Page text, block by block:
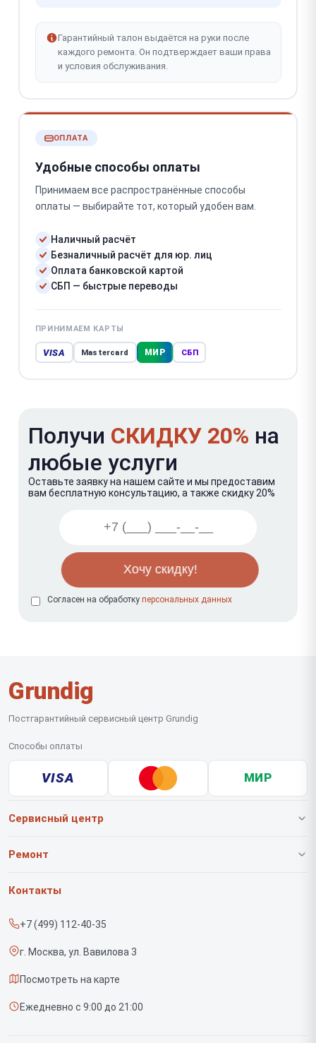
Гарантийный талон выдаётся на руки после
каждого ремонта. Он подтверждает ваши права
и условия обслуживания.
ОПЛАТА
Удобные способы оплаты
Принимаем все распространённые способы
оплаты — выбирайте тот, который удобен вам.
Наличный расчёт
Безналичный расчёт для юр. лиц
Оплата банковской картой
СБП — быстрые переводы
ПРИНИМАЕМ КАРТЫ
VISA Mastercard МИР СБП
Получи СКИДКУ 20% на
любые услуги
Оставьте заявку на нашем сайте и мы предоставим
вам бесплатную консультацию, а также скидку 20%
Согласен на обработку персональных данных
Grundig
Постгарантийный сервисный центр Grundig
Способы оплаты
VISA МИР
Сервисный центр
О нашем сервисе
Срочный ремонт
Доставка и способы оплаты
Диагностика
Контакты
Ремонт
Роботов-пылесосов
Контакты
+7 (499) 112-40-35
г. Москва, ул. Вавилова 3
Посмотреть на карте
Ежедневно с 9:00 до 21:00